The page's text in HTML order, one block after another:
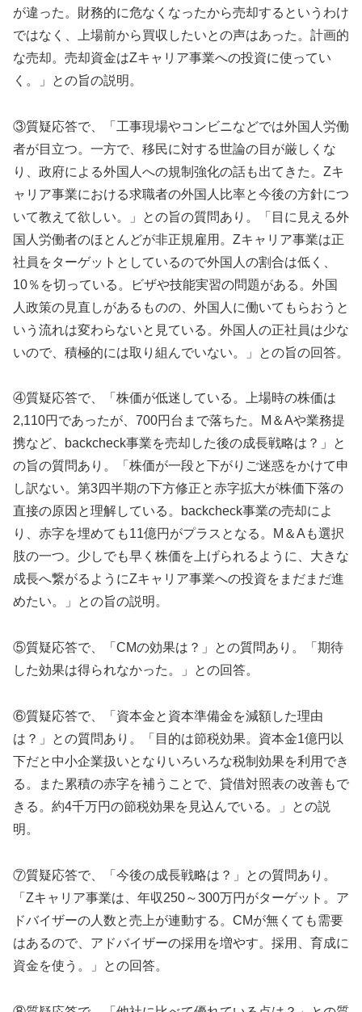
が違った。財務的に危なくなったから売却するというわけ
ではなく、上場前から買収したいとの声はあった。計画的
な売却。売却資金はZキャリア事業への投資に使ってい
く。」との旨の説明。
③質疑応答で、「工事現場やコンビニなどでは外国人労働
者が目立つ。一方で、移民に対する世論の目が厳しくな
り、政府による外国人への規制強化の話も出てきた。Zキ
ャリア事業における求職者の外国人比率と今後の方針につ
いて教えて欲しい。」との旨の質問あり。「目に見える外
国人労働者のほとんどが非正規雇用。Zキャリア事業は正
社員をターゲットとしているので外国人の割合は低く、
10％を切っている。ビザや技能実習の問題がある。外国
人政策の見直しがあるものの、外国人に働いてもらおうと
いう流れは変わらないと見ている。外国人の正社員は少な
いので、積極的には取り組んでいない。」との旨の回答。
④質疑応答で、「株価が低迷している。上場時の株価は
2,110円であったが、700円台まで落ちた。M＆Aや業務提
携など、backcheck事業を売却した後の成長戦略は？」と
の旨の質問あり。「株価が一段と下がりご迷惑をかけて申
し訳ない。第3四半期の下方修正と赤字拡大が株価下落の
直接の原因と理解している。backcheck事業の売却によ
り、赤字を埋めても11億円がプラスとなる。M＆Aも選択
肢の一つ。少しでも早く株価を上げられるように、大きな
成長へ繋がるようにZキャリア事業への投資をまだまだ進
めたい。」との旨の説明。
⑤質疑応答で、「CMの効果は？」との質問あり。「期待
した効果は得られなかった。」との回答。
⑥質疑応答で、「資本金と資本準備金を減額した理由
は？」との質問あり。「目的は節税効果。資本金1億円以
下だと中小企業扱いとなりいろいろな税制効果を利用でき
る。また累積の赤字を補うことで、貸借対照表の改善もで
きる。約4千万円の節税効果を見込んでいる。」との説
明。
⑦質疑応答で、「今後の成長戦略は？」との質問あり。
「Zキャリア事業は、年収250～300万円がターゲット。ア
ドバイザーの人数と売上が連動する。CMが無くても需要
はあるので、アドバイザーの採用を増やす。採用、育成に
資金を使う。」との回答。